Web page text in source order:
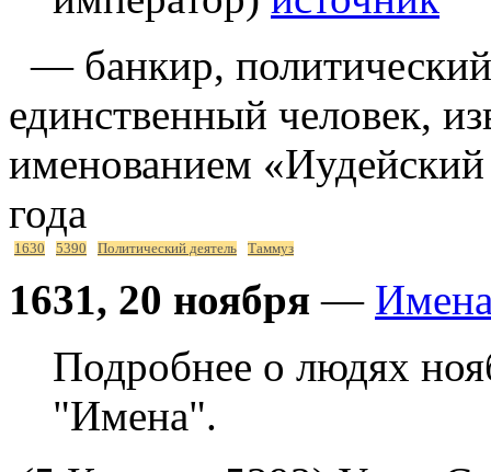
— банкир,
единственный человек,
именованием
года
1630 5390 Политический деятель Таммуз
1631, 20 ноября —
Подробнее о людях
"Имена".